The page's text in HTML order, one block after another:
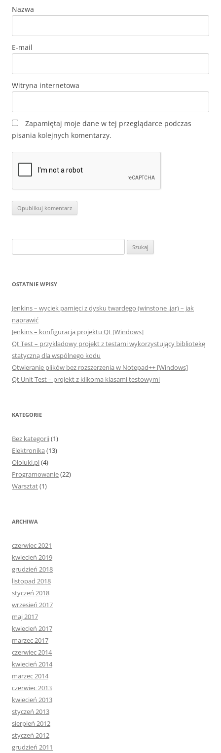
Nazwa
E-mail
Witryna internetowa
Zapamiętaj moje dane w tej przeglądarce podczas
pisania kolejnych komentarzy.
OSTATNIE WPISY
Jenkins – wyciek pamięci z dysku twardego (winstone .jar) – jak
naprawić
Jenkins – konfiguracja projektu Qt [Windows]
Qt Test – przykładowy projekt z testami wykorzystujący bibliotekę
statyczną dla wspólnego kodu
Otwieranie plików bez rozszerzenia w Notepad++ [Windows]
Qt Unit Test – projekt z kilkoma klasami testowymi
KATEGORIE
Bez kategorii(1)
Elektronika (13)
Ololuki.pl(4)
Programowanie(22)
Warsztat(1)
ARCHIWA
czerwiec 2021
kwiecień 2019
grudzień 2018
listopad 2018
styczeń 2018
wrzesień 2017
maj 2017
kwiecień 2017
marzec 2017
czerwiec 2014
kwiecień 2014
marzec 2014
czerwiec 2013
kwiecień 2013
styczeń 2013
sierpień 2012
styczeń 2012
grudzień 2011